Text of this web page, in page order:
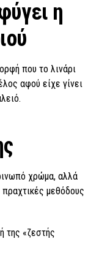
η
που το λινάρι
αφού είχε γίνει
χρώμα, αλλά
μεθόδους
της «ζεστής